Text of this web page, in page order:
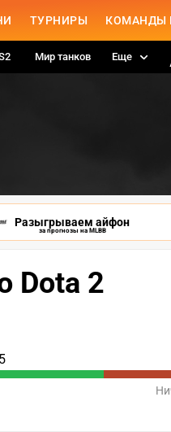
ТУРНИРЫ КОМАНДЫ
Мир танков Еще
Разыгрываем айфон
за прогнозы на MLBB
Dota 2